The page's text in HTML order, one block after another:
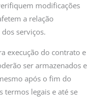
modificações
a relação
serviços.
execução do contrato e
ser armazenados e
após o fim do
termos legais e até se